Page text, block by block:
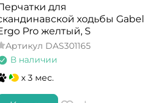
для
ходьбы Gabel
Pro желтый, S
Артикул DAS301165
В наличии
x 3 мес.